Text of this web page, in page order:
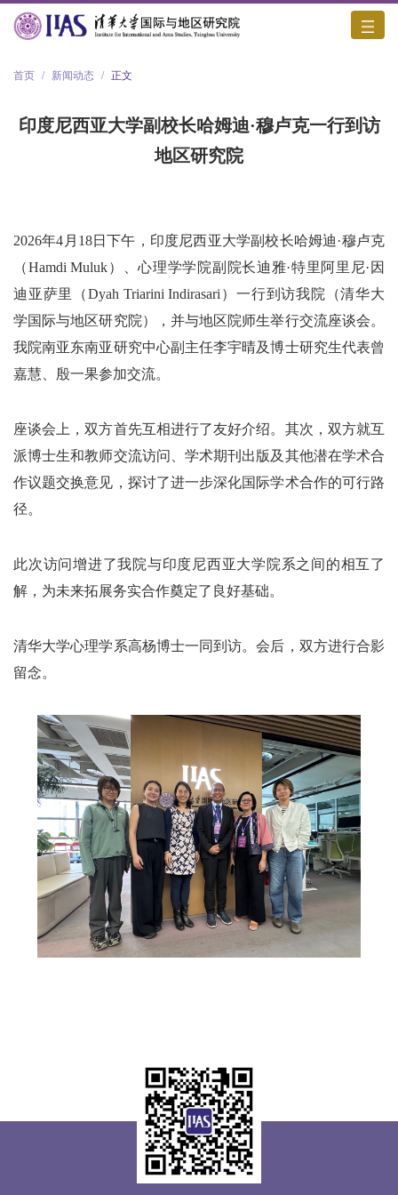
首页 / 新闻动态 / 正文
印度尼西亚大学副校长哈姆迪·穆卢克一行到访
地区研究院
2026年4月18日下午，印度尼西亚大学副校长哈姆迪·穆卢克
（Hamdi Muluk）、心理学学院副院长迪雅·特里阿里尼·因
迪亚萨里（Dyah Triarini Indirasari）一行到访我院（清华大
学国际与地区研究院），并与地区院师生举行交流座谈会。
我院南亚东南亚研究中心副主任李宇晴及博士研究生代表曾
嘉慧、殷一果参加交流。
座谈会上，双方首先互相进行了友好介绍。其次，双方就互
派博士生和教师交流访问、学术期刊出版及其他潜在学术合
作议题交换意见，探讨了进一步深化国际学术合作的可行路
径。
此次访问增进了我院与印度尼西亚大学院系之间的相互了
解，为未来拓展务实合作奠定了良好基础。
清华大学心理学系高杨博士一同到访。会后，双方进行合影
留念。